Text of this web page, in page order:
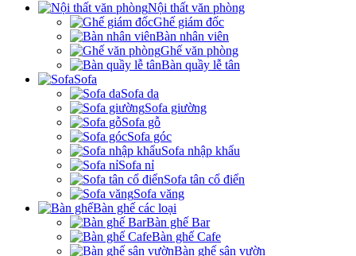
Nội thất văn phòng
Ghế giám đốc
Bàn nhân viên
Ghế văn phòng
Bàn quầy lễ tân
Sofa
Sofa da
Sofa giường
Sofa gỗ
Sofa góc
Sofa nhập khẩu
Sofa nỉ
Sofa tân cổ điển
Sofa văng
Bàn ghế các loại
Bàn ghế Bar
Bàn ghế Cafe
Bàn ghế sân vườn